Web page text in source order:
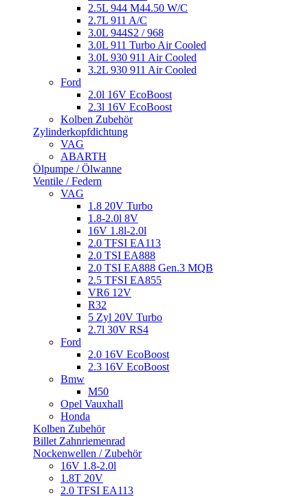
2.5L 944 M44.50 W/C
2.7L 911 A/C
3.0L 944S2 / 968
3.0L 911 Turbo Air Cooled
3.0L 930 911 Air Cooled
3.2L 930 911 Air Cooled
Ford
2.0l 16V EcoBoost
2.3l 16V EcoBoost
Kolben Zubehör
Zylinderkopfdichtung
VAG
ABARTH
Ölpumpe / Ölwanne
Ventile / Federn
VAG
1.8 20V Turbo
1.8-2.0l 8V
16V 1.8l-2.0l
2.0 TFSI EA113
2.0 TSI EA888
2.0 TSI EA888 Gen.3 MQB
2.5 TFSI EA855
VR6 12V
R32
5 Zyl 20V Turbo
2.7l 30V RS4
Ford
2.0 16V EcoBoost
2.3 16V EcoBoost
Bmw
M50
Opel Vauxhall
Honda
Kolben Zubehör
Billet Zahnriemenrad
Nockenwellen / Zubehör
16V 1.8-2.0l
1.8T 20V
2.0 TFSI EA113